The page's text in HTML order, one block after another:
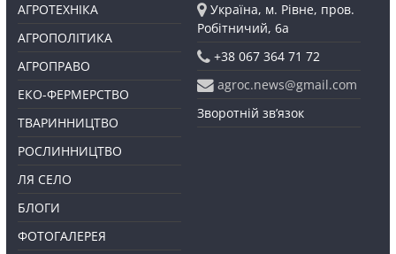
АГРОТЕХНІКА
АГРОПОЛІТИКА
АГРОПРАВО
ЕКО-ФЕРМЕРСТВО
ТВАРИННИЦТВО
РОСЛИННИЦТВО
ЛЯ СЕЛО
БЛОГИ
ФОТОГАЛЕРЕЯ
Україна, м. Рівне, пров.
Робітничий, 6а
+38 067 364 71 72
agroc.news@gmail.com
Зворотній зв’язок